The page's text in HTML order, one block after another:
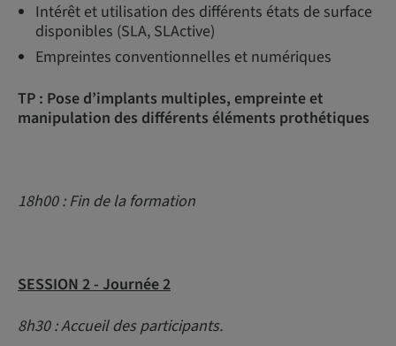
Intérêt et utilisation des différents états de surface
disponibles (SLA, SLActive)
Empreintes conventionnelles et numériques
TP : Pose d’implants multiples, empreinte et
manipulation des différents éléments prothétiques
18h00 : Fin de la formation
SESSION 2 - Journée 2
8h30 : Accueil des participants.